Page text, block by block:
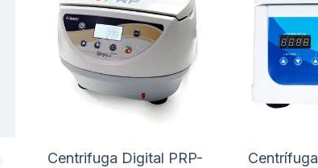
à
lista
de
desejos
Adicionar
para
Comparar
Centrifuga Digital PRP-
lista
de
desejos
para